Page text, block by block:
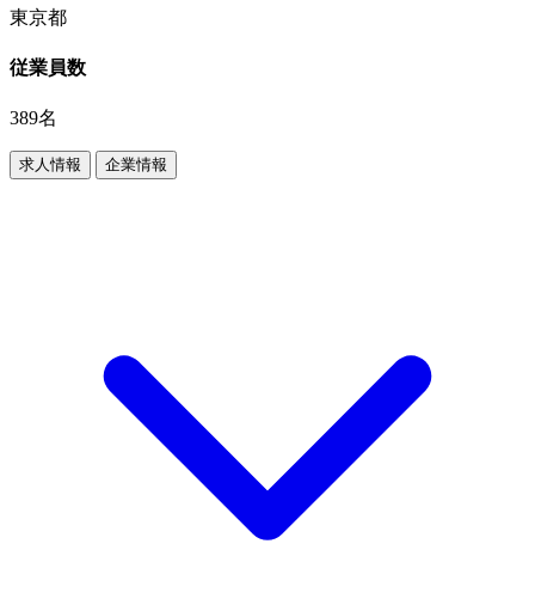
東京都
従業員数
389名
求人情報 企業情報